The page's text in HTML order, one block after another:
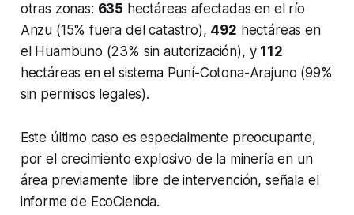
otras zonas: 635 hectáreas afectadas en el río
Anzu (15% fuera del catastro), 492 hectáreas en
el Huambuno (23% sin autorización), y 112
hectáreas en el sistema Puní-Cotona-Arajuno (99%
sin permisos legales).
Este último caso es especialmente preocupante,
por el crecimiento explosivo de la minería en un
área previamente libre de intervención, señala el
informe de EcoCiencia.